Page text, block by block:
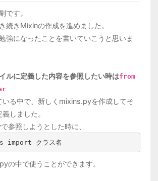
です。
続きMixinの作成を進めました。
強になったことを書いていこうと思いま
ルに定義した内容を参照したい時はfrom
いる中で、新しくmixins.pyを作成してそ
しました。
参照しようとした時に、
import クラス名
の中で使うことができます。